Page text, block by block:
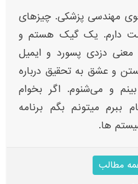
مهندسی پزشکی. چیزهای
دارم. یک گیک هستم و
دزدی پسورد و ایمیل
و عشق به تحقیق درباره
و می‌شنوم. اگر بخوام
ببرم میتونم بگم برنامه
ها.
مطالب